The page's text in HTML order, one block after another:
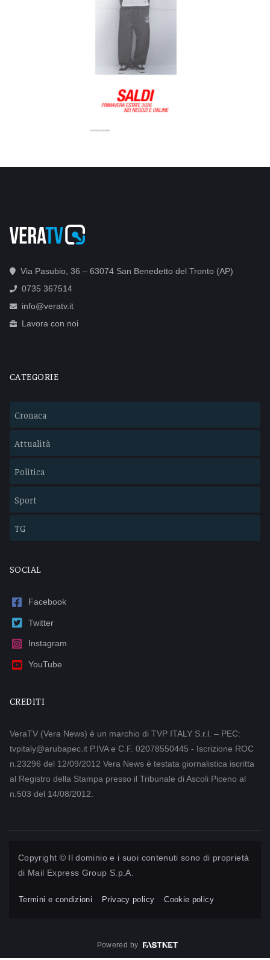
Via Pasubio, 36 – 63074 San Benedetto del Tronto (AP)
0735 367514
info@veratv.it
Lavora con noi
CATEGORIE
Cronaca
Attualità
Politica
Sport
TG
SOCIAL
Facebook
Twitter
Instagram
YouTube
CREDITI
VeraTV (Vera News) è un marchio di TVP ITALY S.r.l. – PEC:
tvpitaly@arubapec.it P.IVA e C.F. 02078550445 - Iscrizione ROC
n.23296 del 12/09/2012 Vera News è testata giornalistica iscritta
al Registro della Stampa presso il Tribunale di Ascoli Piceno al
n.503 del 14/08/2012.
Copyright © Il dominio e i suoi contenuti sono di proprietà
di Mail Express Group S.p.A.
Termini e condizioni Privacy policy Cookie policy
Powered by